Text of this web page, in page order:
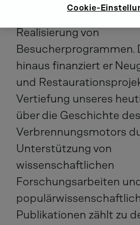
Publikum,
Realisierung von
Besucherprogrammen.
hinaus finanziert er
und
Vertiefung unseres
über die Geschichte des
Verbrennungsmotors
Unterstützung von
wissenschaftlichen
Forschungsarbeiten
Publikationen zählt zu
Cookie-